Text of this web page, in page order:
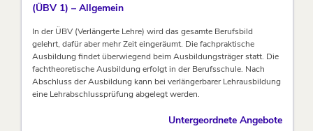
(ÜBV 1) – Allgemein
In der ÜBV (Verlängerte Lehre) wird das gesamte Berufsbild
gelehrt, dafür aber mehr Zeit eingeräumt. Die fachpraktische
Ausbildung findet überwiegend beim Ausbildungsträger statt. Die
fachtheoretische Ausbildung erfolgt in der Berufsschule. Nach
Abschluss der Ausbildung kann bei verlängerbarer Lehrausbildung
eine Lehrabschlussprüfung abgelegt werden.
Untergeordnete Angebote